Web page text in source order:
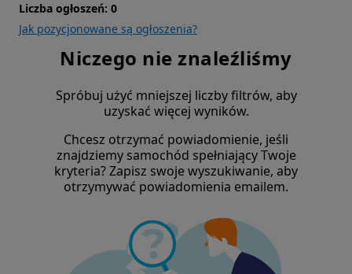
Liczba ogłoszeń: 0
Jak pozycjonowane są ogłoszenia?
Niczego nie znaleźliśmy
Spróbuj użyć mniejszej liczby filtrów, aby
uzyskać więcej wyników.
Chcesz otrzymać powiadomienie, jeśli
znajdziemy samochód spełniający Twoje
kryteria? Zapisz swoje wyszukiwanie, aby
otrzymywać powiadomienia emailem.